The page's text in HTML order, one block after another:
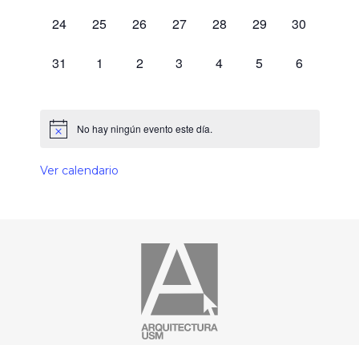
0 eventos,
24 0 eventos,
25 0 eventos,
26 0 eventos,
27 0 eventos,
28 0 eventos,
29 0 eventos,
30
0 eventos,
31 0 eventos,
1 0 eventos,
2 0 eventos,
3 0 eventos,
4 0 eventos,
5 0 eventos,
6
No hay ningún evento este día.
Ver calendario